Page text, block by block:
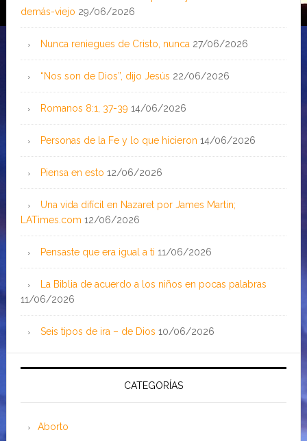
demás-viejo 29/06/2026
Nunca reniegues de Cristo, nunca 27/06/2026
“Nos son de Dios”, dijo Jesús 22/06/2026
Romanos 8:1, 37-39 14/06/2026
Personas de la Fe y lo que hicieron 14/06/2026
Piensa en esto 12/06/2026
Una vida difícil en Nazaret por James Martin;
LATimes.com 12/06/2026
Pensaste que era igual a ti 11/06/2026
La Biblia de acuerdo a los niños en pocas palabras
11/06/2026
Seis tipos de ira – de Dios 10/06/2026
CATEGORÍAS
Aborto